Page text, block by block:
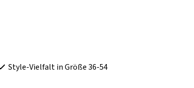
Style-Vielfalt in Größe 36-54